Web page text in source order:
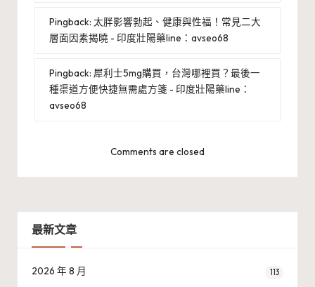
Pingback: 太胖影響勃起、健康與性福！常見二大
層面因素揭曉 - 印度壯陽藥line：avseo68
Pingback: 犀利士5mg購買，台灣哪裡買？最後一
種渠道方便快捷無需處方箋 - 印度壯陽藥line：
avseo68
Comments are closed
最新文章
2026 年 8 月 113